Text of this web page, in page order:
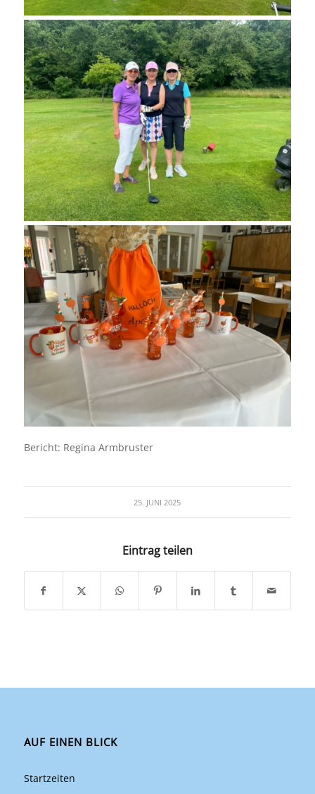
Bericht: Regina Armbruster
25. JUNI 2025
Eintrag teilen
AUF EINEN BLICK
Startzeiten